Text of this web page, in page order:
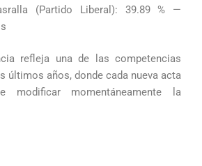
(Partido Liberal): 39.89 % —
refleja una de las competencias
últimos años, donde cada nueva acta
modificar momentáneamente la